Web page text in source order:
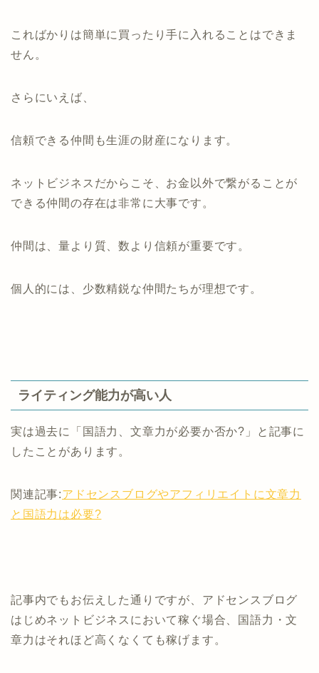
こればかりは簡単に買ったり手に入れることはできま
せん。
さらにいえば、
信頼できる仲間も生涯の財産になります。
ネットビジネスだからこそ、お金以外で繋がることが
できる仲間の存在は非常に大事です。
仲間は、量より質、数より信頼が重要です。
個人的には、少数精鋭な仲間たちが理想です。
ライティング能力が高い人
実は過去に「国語力、文章力が必要か否か?」と記事に
したことがあります。
関連記事:アドセンスブログやアフィリエイトに文章力
と国語力は必要?
記事内でもお伝えした通りですが、アドセンスブログ
はじめネットビジネスにおいて稼ぐ場合、国語力・文
章力はそれほど高くなくても稼げます。